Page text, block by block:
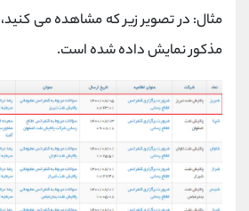
مثال: در تصویر زیر که مشاهده می
مذکور نمایش داده شده است.